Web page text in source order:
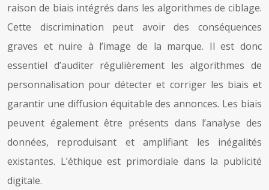
raison de biais intégrés dans les algorithmes de ciblage.
Cette discrimination peut avoir des conséquences
graves et nuire à l’image de la marque. Il est donc
essentiel d’auditer régulièrement les algorithmes de
personnalisation pour détecter et corriger les biais et
garantir une diffusion équitable des annonces. Les biais
peuvent également être présents dans l’analyse des
données, reproduisant et amplifiant les inégalités
existantes. L’éthique est primordiale dans la publicité
digitale.